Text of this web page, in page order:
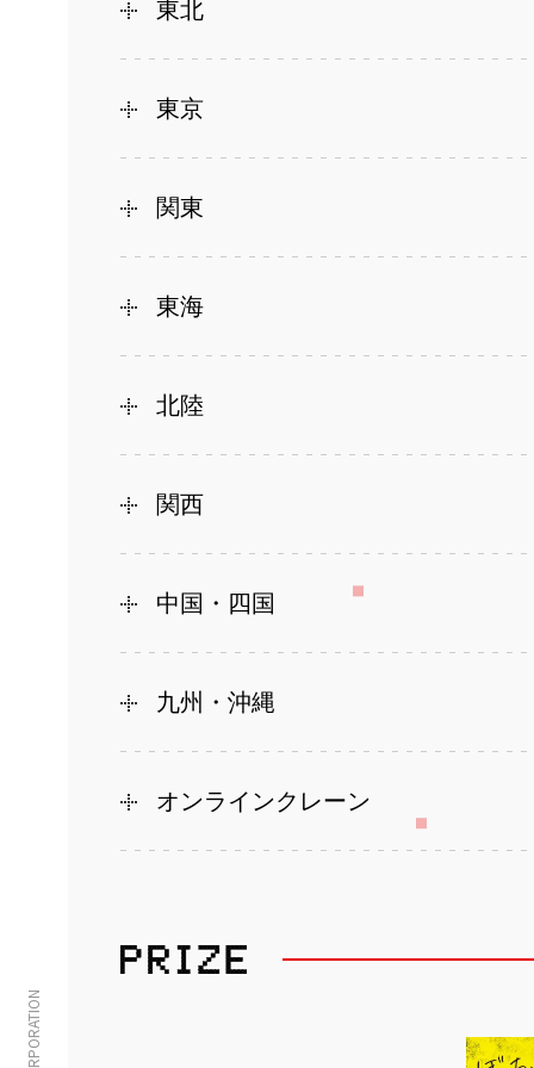
東北
東京
関東
東海
北陸
関西
中国・四国
九州・沖縄
オンラインクレーン